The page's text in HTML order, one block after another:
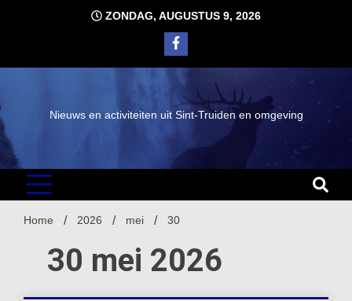
ZONDAG, AUGUSTUS 9, 2026
Nieuws en activiteiten uit Sint-Truiden en omgeving
Home 2026 mei 30
30 mei 2026